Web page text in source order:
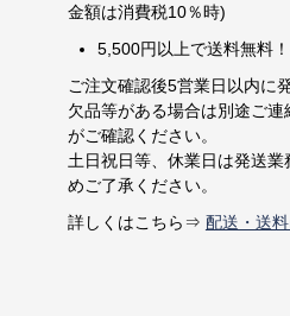
金額は消費税10％時)
5,500円以上で送料無料
ご注文確認後5営業日以内に
欠品等がある場合は別途ご
がご確認ください。
土日祝日等、休業日は発送
めご了承ください。
詳しくはこちら⇒ 配送・送